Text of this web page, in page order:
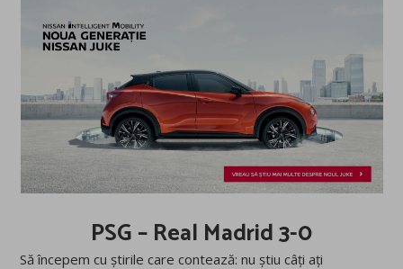
PSG – Real Madrid 3-0
Să începem cu știrile care contează: nu știu câți ați